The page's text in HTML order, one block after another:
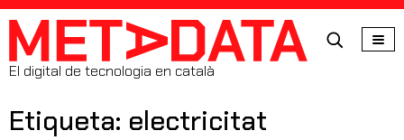
MetaData
El digital de tecnologia en català
Etiqueta: electricitat